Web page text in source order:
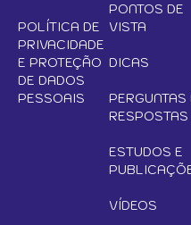
POLÍTICA DE
PRIVACIDADE
E PROTEÇÃO
DE DADOS
PESSOAIS
PONTOS DE
VISTA
DICAS
PERGUNTAS
RESPOSTAS
ESTUDOS E
VÍDEOS